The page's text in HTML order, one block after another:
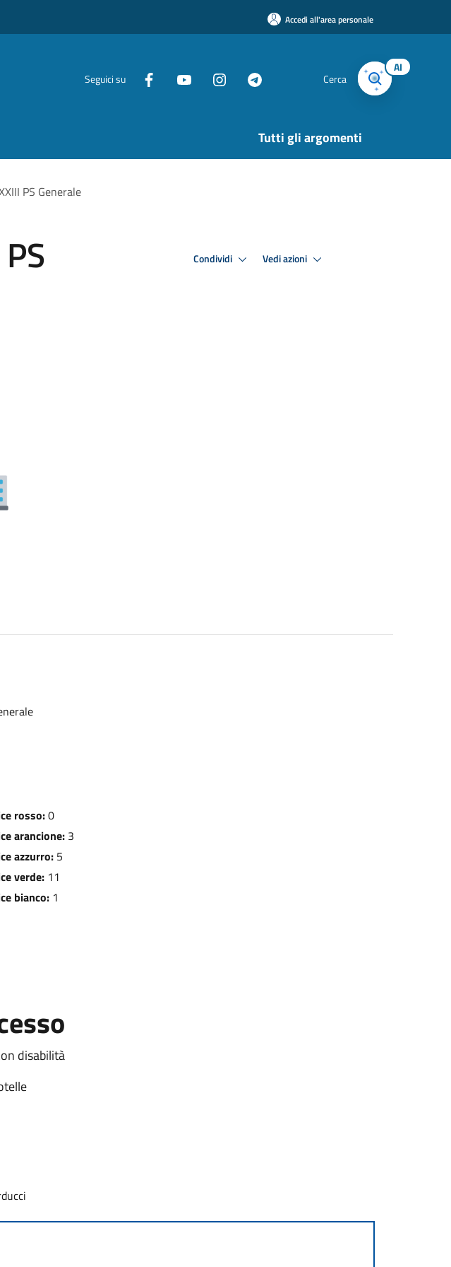
Accedi all'area personale
Seguici su Cerca
AI
Tutti gli argomenti
PS Generale
Condividi Vedi azioni
rosso:0
arancione:3
azzurro:5
verde:11
bianco:1
disabilità